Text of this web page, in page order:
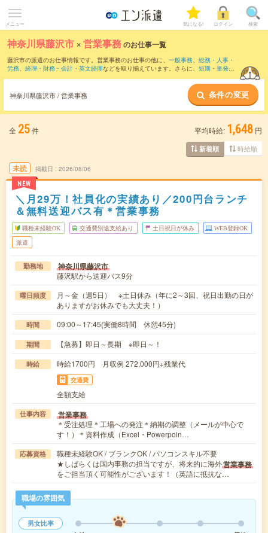
メニュー 気になる! ログイン 検索
神奈川県藤沢市 ×営業事務のお仕事一覧
藤沢市の派遣のお仕事情報です。営業事務のお仕事の他に、 一般事務、 総務・人事・
労務、 経理・財務・会計・英文経理などを取り揃えています。さらに、 短期 ・ 単発な
神奈川県藤沢市 / 営業事務 条件の変更
全 25件 平均時給: 1,648 円
新着順 時給順
未読
NEW
掲載日 2026/08/06
＼月29万！社員化の実績あり／200円台ランチ
＆無料送迎バス有＊営業事務
職種未経験OK 交通費別途支給あり 土日祝日が休み WEB登録OK
派遣
勤務地 神奈川県藤沢市
藤沢駅から送迎バス9分
曜日頻度
月～金（週5日） ※土日休み（年に2～3回、祝日出勤の日が
ありますがお休みでも大丈夫！）
時間 09:00～17:45(実働8時間 休憩45分)
期間 【急募】即日～長期 ※即日～！
時給 時給1700円 月収例 272,000円+残業代
交通費
全額支給
仕事内容 営業事務
＊受注処理＊工場への発注＊納期の調整（メールが中心で
す！）＊資料作成（Excel・Powerpoin…
応募資格
職種未経験OK / ブランクOK / パソコンスキル不要
★しばらくは国内事務の担当ですが、将来的に海外営業事務
をご担当頂く可能性がございます！（英語に抵抗な…
職場の雰囲気
男女比率